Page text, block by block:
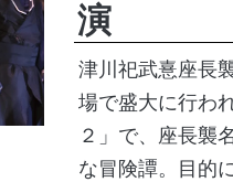
演
津川祀武憙座長
場で盛大に行わ
２」で、座長襲
な冒険譚。目的